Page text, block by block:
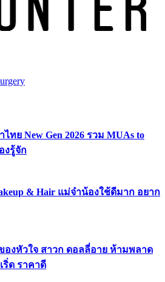
ทย New Gen 2026 รวม MUAs to
งรู้จัก
& Hair แม่จ๋าน้องใช้ดีมาก อยาก
องหัวใจ สาวก ดอลลี่อาย ห้ามพลาด
ริ่ด ราคาดี